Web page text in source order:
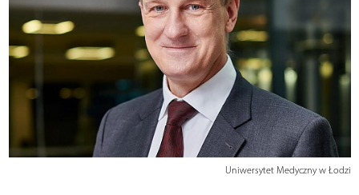
Uniwersytet Medyczny w Łodzi